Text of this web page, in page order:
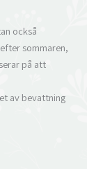
också
sommaren,
på att
av bevattning